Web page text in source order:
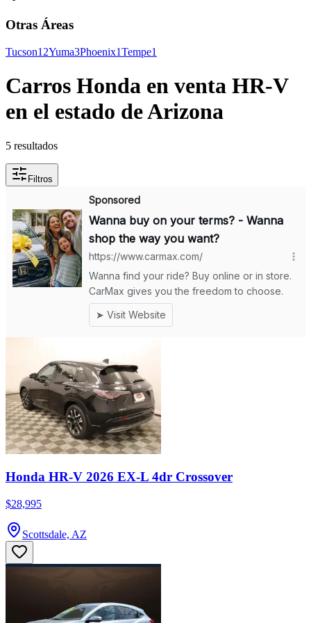
Otras Áreas
Tucson12Yuma3Phoenix1Tempe1
Carros Honda en venta HR-V
en el estado de Arizona
5 resultados
Filtros
Honda HR-V 2026 EX-L 4dr Crossover
$28,995
Scottsdale, AZ